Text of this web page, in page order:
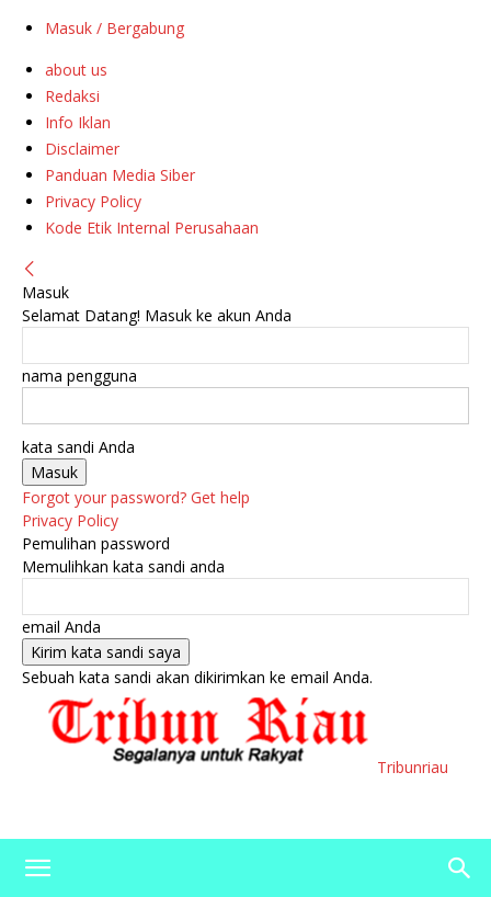
Masuk / Bergabung
about us
Redaksi
Info Iklan
Disclaimer
Panduan Media Siber
Privacy Policy
Kode Etik Internal Perusahaan
Masuk
Selamat Datang! Masuk ke akun Anda
nama pengguna
kata sandi Anda
Forgot your password? Get help
Privacy Policy
Pemulihan password
Memulihkan kata sandi anda
email Anda
Sebuah kata sandi akan dikirimkan ke email Anda.
Tribunriau